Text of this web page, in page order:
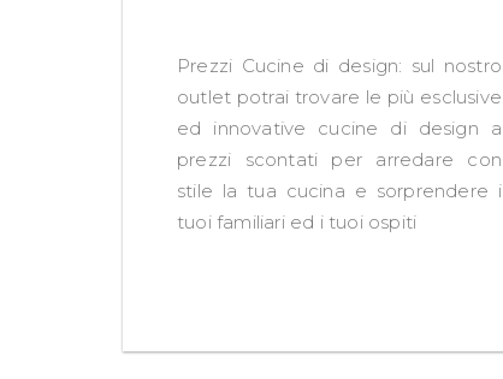
Prezzi Cucine di design: sul nostro
outlet potrai trovare le più esclusive
ed innovative cucine di design a
prezzi scontati per arredare con
stile la tua cucina e sorprendere i
tuoi familiari ed i tuoi ospiti